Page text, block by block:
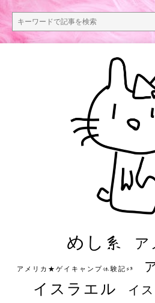
めし系 ア
アメリカ★ゲイキャンプ体験記S3
イスラエル イ